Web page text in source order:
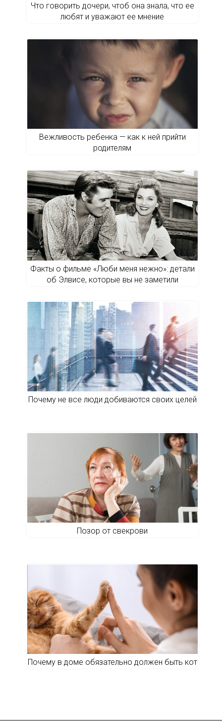
Что говорить дочери, чтоб она знала, что ее
любят и уважают ее мнение
Вежливость ребенка — как к ней прийти
родителям
Факты о фильме «Люби меня нежно»: детали
об Элвисе, которые вы не заметили
Почему не все люди добиваются своих целей
Позор от свекрови
Почему в доме обязательно должен быть кот